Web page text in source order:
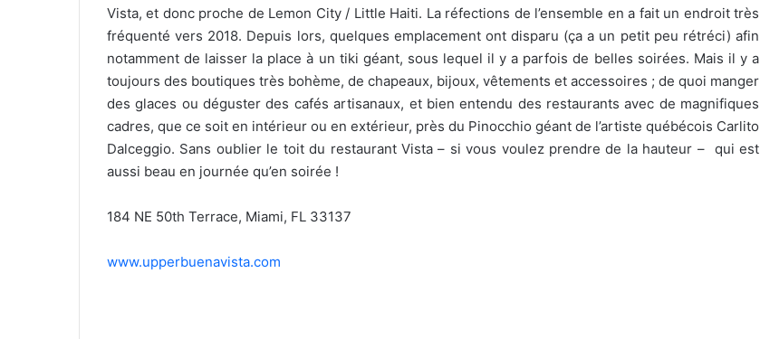
Vista, et donc proche de Lemon City / Little Haiti. La réfections de l’ensemble en a fait un endroit très
fréquenté vers 2018. Depuis lors, quelques emplacement ont disparu (ça a un petit peu rétréci) afin
notamment de laisser la place à un tiki géant, sous lequel il y a parfois de belles soirées. Mais il y a
toujours des boutiques très bohème, de chapeaux, bijoux, vêtements et accessoires ; de quoi manger
des glaces ou déguster des cafés artisanaux, et bien entendu des restaurants avec de magnifiques
cadres, que ce soit en intérieur ou en extérieur, près du Pinocchio géant de l’artiste québécois Carlito
Dalceggio. Sans oublier le toit du restaurant Vista – si vous voulez prendre de la hauteur – qui est
aussi beau en journée qu’en soirée !
184 NE 50th Terrace, Miami, FL 33137
www.upperbuenavista.com